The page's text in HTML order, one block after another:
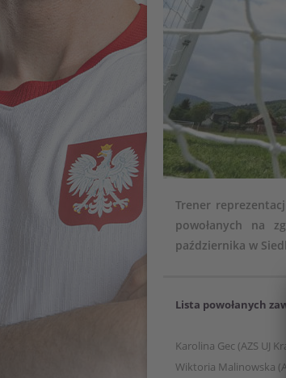
Trener
powołanych na
października w
Lista powołanych
Karolina Gec (AZS UJ
Wiktoria Malinowska